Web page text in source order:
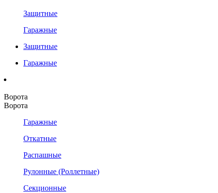
Защитные
Гаражные
Защитные
Гаражные
Ворота
Ворота
Гаражные
Откатные
Распашные
Рулонные (Роллетные)
Секционные